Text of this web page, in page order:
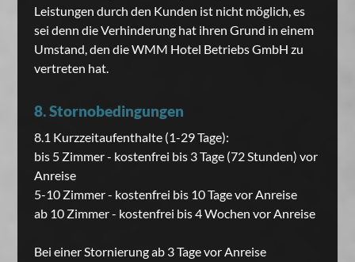
Leistungen durch den Kunden ist nicht möglich, es
sei denn die Verhinderung hat ihren Grund in einem
Umstand, den die WMM Hotel Betriebs GmbH zu
vertreten hat.
8. Stornobedingungen
8.1 Kurzzeitaufenthalte (1-29 Tage):
bis 5 Zimmer - kostenfrei bis 3 Tage (72 Stunden) vor
Anreise
5-10 Zimmer - kostenfrei bis 10 Tage vor Anreise
ab 10 Zimmer - kostenfrei bis 4 Wochen vor Anreise
Bei einer Stornierung ab 3 Tage vor Anreise